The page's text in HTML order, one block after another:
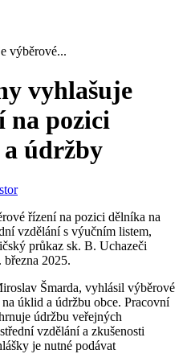
výběrové...
vyhlašuje
na pozici
údržby
řízení na pozici dělníka na
vzdělání s výučním listem,
průkaz sk. B. Uchazeči
2025.
Šmarda, vyhlásil výběrové
úklid a údržbu obce. Pracovní
údržbu veřejných
vzdělání a zkušenosti
je nutné podávat